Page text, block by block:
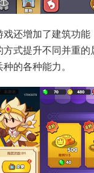
还增加了建筑功能
式提升不同并重的
的各种能力。